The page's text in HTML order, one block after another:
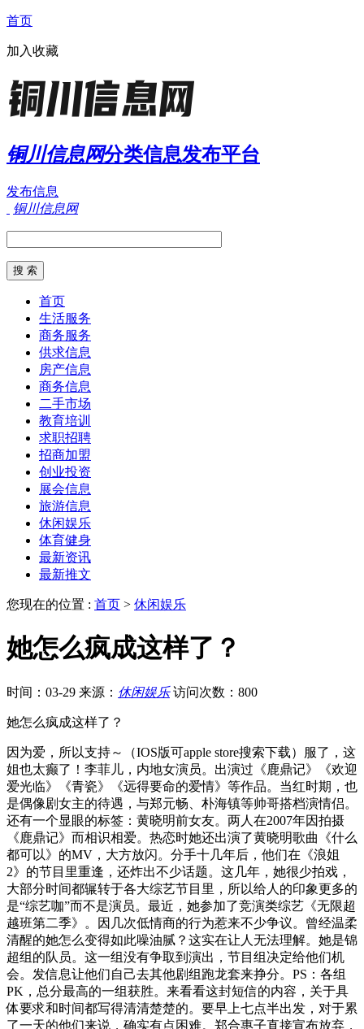
首页
加入收藏
铜川信息网分类信息发布平台
发布信息
铜川信息网
首页
生活服务
商务服务
供求信息
房产信息
商务信息
二手市场
教育培训
求职招聘
招商加盟
创业投资
展会信息
旅游信息
休闲娱乐
体育健身
最新资讯
最新推文
您现在的位置 : 首页 > 休闲娱乐
她怎么疯成这样了？
时间：03-29 来源： 休闲娱乐 访问次数：800
她怎么疯成这样了？
因为爱，所以支持～‍‍‍‍‍‍（IOS版可apple store搜索下载）服了，这
姐也太癫了！李菲儿，内地女演员。出演过《鹿鼎记》《欢迎
爱光临》《青瓷》《远得要命的爱情》等作品。当红时期，也
是偶像剧女主的待遇，与郑元畅、朴海镇等帅哥搭档演情侣。
还有一个显眼的标签：黄晓明前女友。两人在2007年因拍摄
《鹿鼎记》而相识相爱。热恋时她还出演了黄晓明歌曲《什么
都可以》的MV，大方放闪。分手十几年后，他们在《浪姐
2》的节目里重逢，还炸出不少话题。这几年，她很少拍戏，
大部分时间都辗转于各大综艺节目里，所以给人的印象更多的
是“综艺咖”而不是演员。最近，她参加了竞演类综艺《无限超
越班第二季》。因几次低情商的行为惹来不少争议。曾经温柔
清醒的她怎么变得如此噪油腻？这实在让人无法理解。她是锦
超组的队员。这一组没有争取到演出，节目组决定给他们机
会。发信息让他们自己去其他剧组跑龙套来挣分。PS：各组
PK，总分最高的一组获胜。来看看这封短信的内容，关于具
体要求和时间都写得清清楚楚的。要早上七点半出发，对于累
了一天的他们来说，确实有点困难。郑合惠子直接宣布放弃，